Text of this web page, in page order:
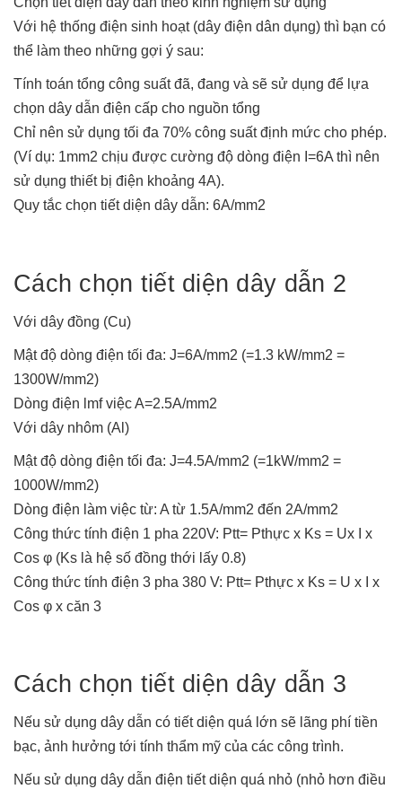
Với hệ thống điện sinh hoạt (dây điện dân dụng) thì bạn có
thể làm theo những gợi ý sau:
Tính toán tổng công suất đã, đang và sẽ sử dụng để lựa
chọn dây dẫn điện cấp cho nguồn tổng
Chỉ nên sử dụng tối đa 70% công suất định mức cho phép.
(Ví dụ: 1mm2 chịu được cường độ dòng điện I=6A thì nên
sử dụng thiết bị điện khoảng 4A).
Quy tắc chọn tiết diện dây dẫn: 6A/mm2
Cách chọn tiết diện dây dẫn 2
Với dây đồng (Cu)
Mật độ dòng điện tối đa: J=6A/mm2 (=1.3 kW/mm2 =
1300W/mm2)
Dòng điện lmf việc A=2.5A/mm2
Với dây nhôm (Al)
Mật độ dòng điện tối đa: J=4.5A/mm2 (=1kW/mm2 =
1000W/mm2)
Dòng điện làm việc từ: A từ 1.5A/mm2 đến 2A/mm2
Công thức tính điện 1 pha 220V: Ptt= Pthực x Ks = Ux I x
Cos φ (Ks là hệ số đồng thới lấy 0.8)
Công thức tính điện 3 pha 380 V: Ptt= Pthực x Ks = U x I x
Cos φ x căn 3
Cách chọn tiết diện dây dẫn 3
Nếu sử dụng dây dẫn có tiết diện quá lớn sẽ lãng phí tiền
bạc, ảnh hưởng tới tính thẩm mỹ của các công trình.
Nếu sử dụng dây dẫn điện tiết diện quá nhỏ (nhỏ hơn điều